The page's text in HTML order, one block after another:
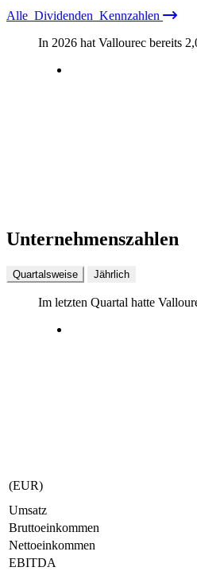
Alle Dividenden Kennzahlen
In 2026 hat Vallourec bereits
Unternehmenszahlen
Quartalsweise Jährlich
Im letzten Quartal hatte
(EUR)
Umsatz
Bruttoeinkommen
Nettoeinkommen
EBITDA